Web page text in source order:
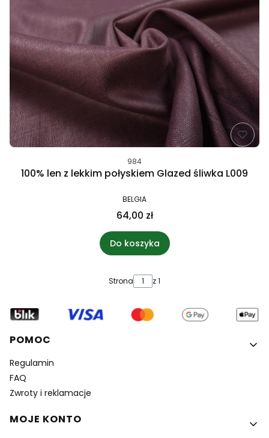
984
100% len z lekkim połyskiem Glazed śliwka L009
BELGIA
64,00 zł
Do koszyka
Strona z 1
Linki w stopce
POMOC
Regulamin
FAQ
Zwroty i reklamacje
MOJE KONTO